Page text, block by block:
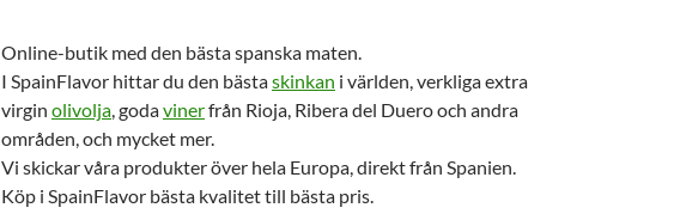
Online-butik med den bästa spanska maten.
I SpainFlavor hittar du den bästaskinkan i världen, verkliga extra
virgin olivolja, godavinerfrån Rioja, Ribera del Duero och andra
områden, och mycket mer.
Vi skickar våra produkter över hela Europa, direkt från Spanien.
Köp i SpainFlavor bästa kvalitet till bästa pris.